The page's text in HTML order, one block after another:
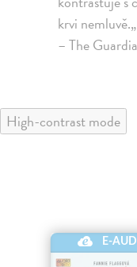
krvi
– The
High-contrast mode
E-